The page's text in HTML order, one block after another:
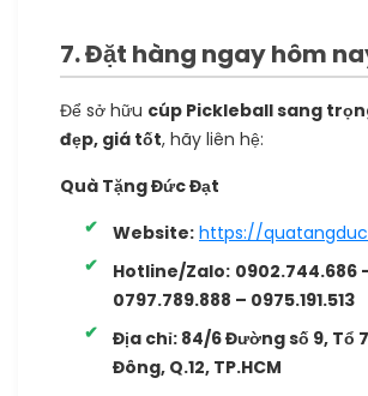
7. Đặt hàng ngay hôm
Để sở hữu cúp Pickleball sang
đẹp, giá tốt, hãy liên hệ:
Quà Tặng Đức Đạt
Website: https://
Hotline/Zalo: 0902.744.686
0797.789.888 – 0975.191.513
Địa chỉ: 84/6 Đường số 9, Tổ
Đông, Q.12, TP.HCM